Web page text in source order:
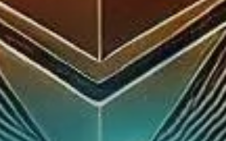
d'indécision du marché
pourraient également
représenter une opportunité
pour les investisseurs
recherchant une occasion
d'achat.